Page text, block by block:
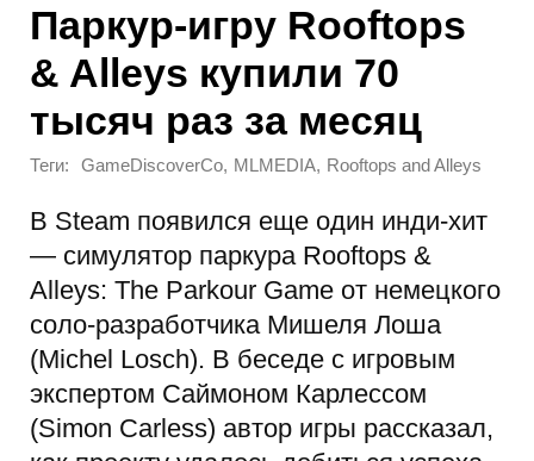
Паркур-игру Rooftops
& Alleys купили 70
тысяч раз за месяц
Теги: GameDiscoverCo, MLMEDIA, Rooftops and Alleys
В Steam появился еще один инди-хит
— симулятор паркура Rooftops &
Alleys: The Parkour Game от немецкого
соло-разработчика Мишеля Лоша
(Michel Losch). В беседе с игровым
экспертом Саймоном Карлессом
(Simon Carless) автор игры рассказал,